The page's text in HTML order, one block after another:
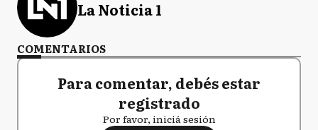
La Noticia 1
COMENTARIOS
Para comentar, debés estar
registrado
Por favor, iniciá sesión